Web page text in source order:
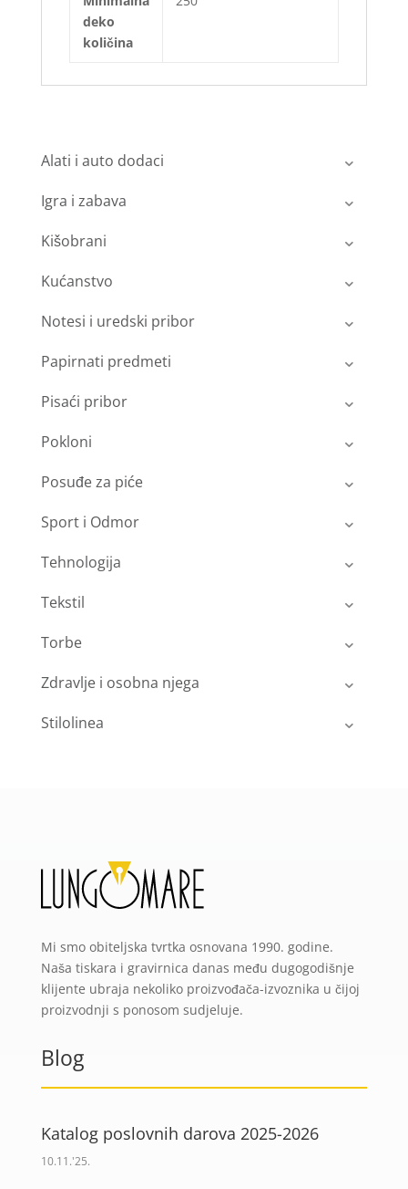
deko
količina
Alati i auto dodaci
Igra i zabava
Kišobrani
Kućanstvo
Notesi i uredski pribor
Papirnati predmeti
Pisaći pribor
Pokloni
Posuđe za piće
Sport i Odmor
Tehnologija
Tekstil
Torbe
Zdravlje i osobna njega
Stilolinea
Mi smo obiteljska tvrtka osnovana 1990. godine.
Naša tiskara i gravirnica danas među dugogodišnje
klijente ubraja nekoliko proizvođača-izvoznika u čijoj
proizvodnji s ponosom sudjeluje.
Blog
Katalog poslovnih darova 2025-2026
10.11.'25.